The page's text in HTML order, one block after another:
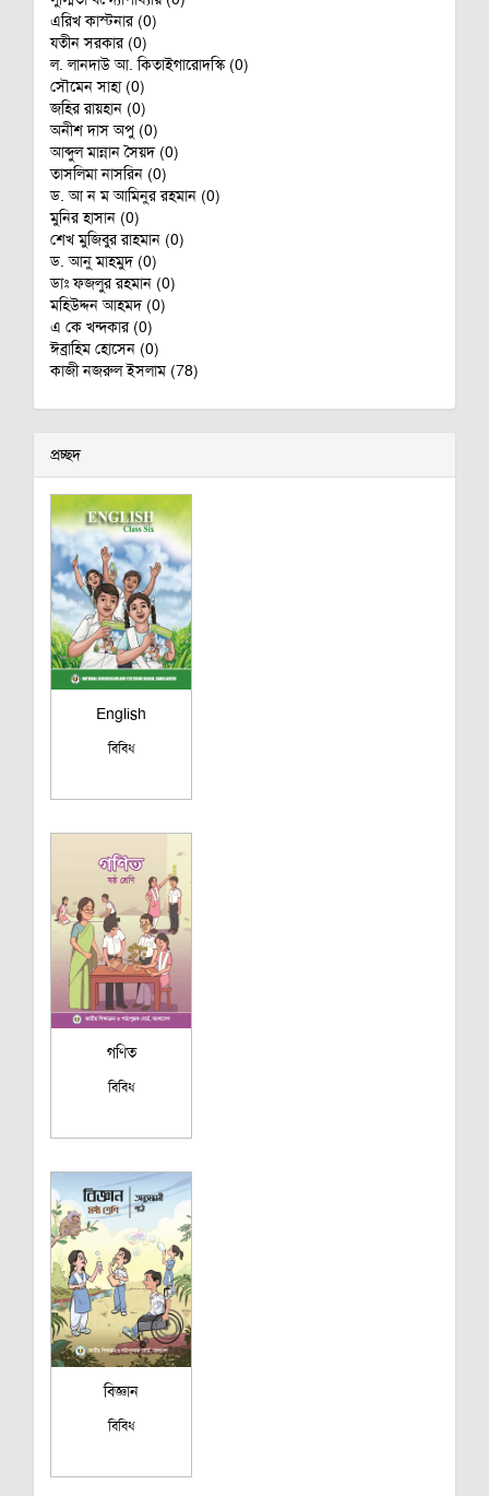
এরিখ কাস্টনার (0)
যতীন সরকার (0)
ল. লানদাউ আ. কিতাইগারোদস্কি (0)
সৌমেন সাহা (0)
জহির রায়হান (0)
অনীশ দাস অপু (0)
আব্দুল মান্নান সৈয়দ (0)
তাসলিমা নাসরিন (0)
ড. আ ন ম আমিনুর রহমান (0)
মুনির হাসান (0)
শেখ মুজিবুর রাহমান (0)
ড. আনু মাহমুদ (0)
ডাঃ ফজলুর রহমান (0)
মহিউদ্দন আহমদ (0)
এ কে খন্দকার (0)
ঈব্রাহিম হোসেন (0)
কাজী নজরুল ইসলাম (78)
প্রচ্ছদ
English
বিবিধ
গণিত
বিবিধ
বিজ্ঞান
বিবিধ